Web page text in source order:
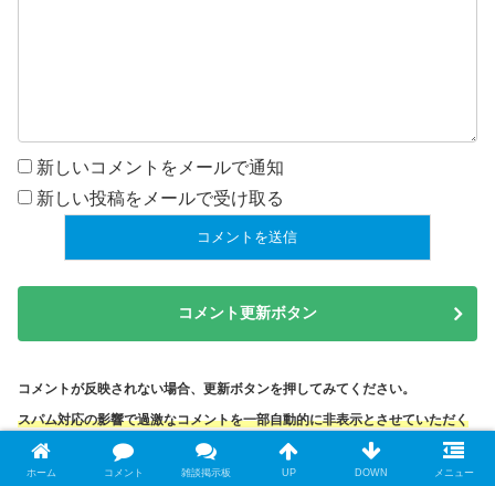
新しいコメントをメールで通知
新しい投稿をメールで受け取る
コメント更新ボタン
コメントが反映されない場合、更新ボタンを押してみてください。
スパム対応の影響で過激なコメントを一部自動的に非表示とさせていただく
ことがあります。
ホーム コメント 雑談掲示板 UP DOWN メニュー